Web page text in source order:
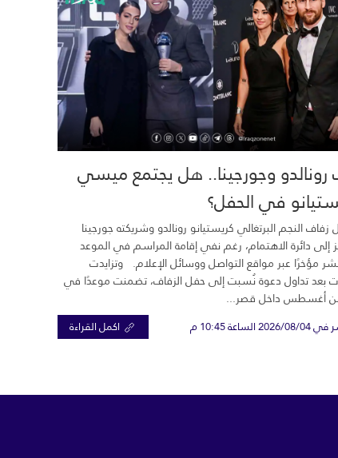
رونالدو وجورجينا.. هل يجتمع ميسي
في الحفل؟
النجم البرتغالي كريستيانو رونالدو وشريكته جورجينا
إلى دائرة الاهتمام، رغم نفي إقامة المراسم في الموعد
مؤخرًا عبر مواقع التواصل ووسائل الإعلام. وتزايدت
بعد تداول دعوة نُسبت إلى حفل الزفاف، تضمنت موعدًا في
أغسطس داخل قصر...
04 الساعة 10:45 م اكمل القراءة